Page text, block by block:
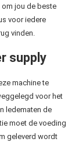
jou de beste
voor iedere
vinden.
supply
machine te
voor het
ledematen de
moet de voeding
geleverd wordt